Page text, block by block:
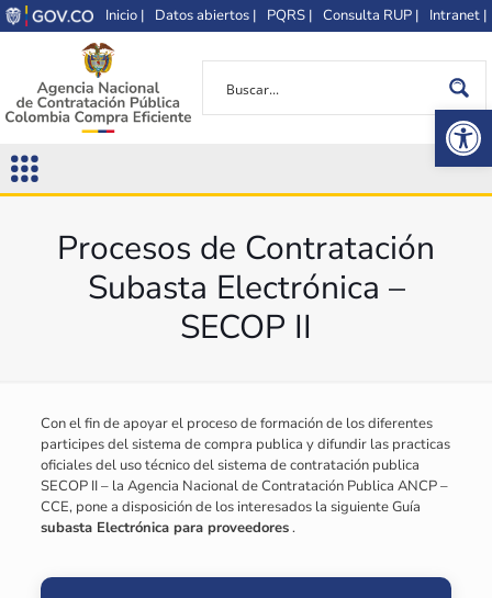
Inicio | Datos abiertos | PQRS | Consulta RUP | Intranet |
Procesos de Contratación
Subasta Electrónica –
SECOP II
Con el fin de apoyar el proceso de formación de los diferentes
participes del sistema de compra publica y difundir las practicas
oficiales del uso técnico del sistema de contratación publica
SECOP II – la Agencia Nacional de Contratación Publica ANCP –
CCE, pone a disposición de los interesados la siguiente Guía
subasta Electrónica para proveedores.